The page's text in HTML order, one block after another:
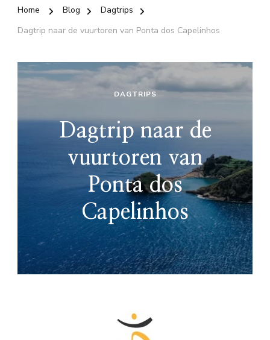
Home Blog
Dagtrips
Dagtrip naar de vuurtoren van Ponta dos Capelinhos
DAGTRIPS
Dagtrip naar de
vuurtoren van
Ponta dos
Capelinhos